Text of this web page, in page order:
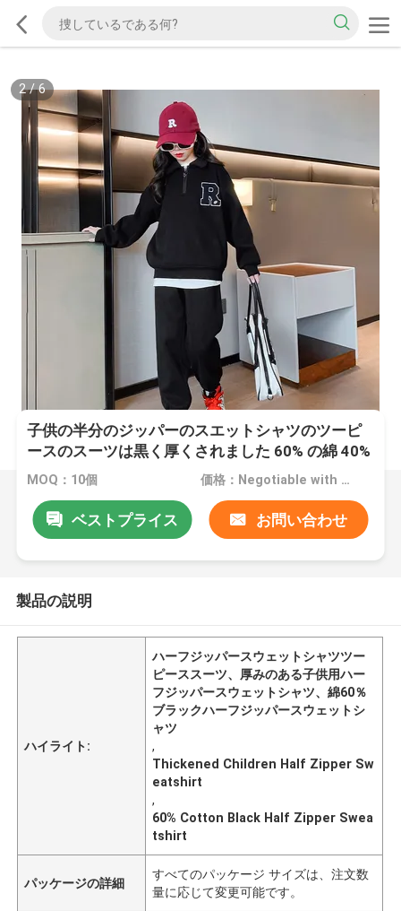
2/6
子供の半分のジッパーのスエットシャツのツーピ
ースのスーツは黒く厚くされました 60% の綿 40%
のポリエステル
MOQ：10個 価格：Negotiable with sales.
ベストプライス お問い合わせ
製品の説明
ハイライト:
ハーフジッパースウェットシャツツー
ピーススーツ、厚みのある子供用ハー
フジッパースウェットシャツ、綿60％
ブラックハーフジッパースウェットシ
ャツ
,
Thickened Children Half Zipper Sw
eatshirt
,
60% Cotton Black Half Zipper Swea
tshirt
パッケージの詳細
すべてのパッケージ サイズは、注文数
量に応じて変更可能です。